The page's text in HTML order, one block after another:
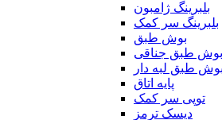
بلبرینگ ژامبون
بلبرینگ سر کمک
بوش طبق
بوش طبق جناقی
بوش طبق لبه دار
پایه اتاق
توپی سر کمک
دیسک ترمز